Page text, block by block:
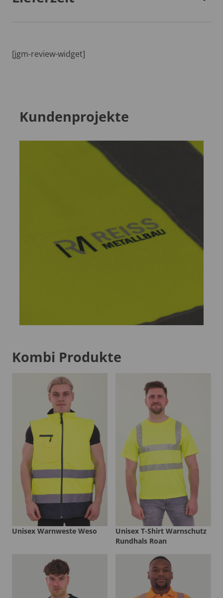
[jgm-review-widget]
Kundenprojekte
Kombi Produkte
Unisex Warnweste Weso
Unisex T-Shirt Warnschutz
Rundhals Roan